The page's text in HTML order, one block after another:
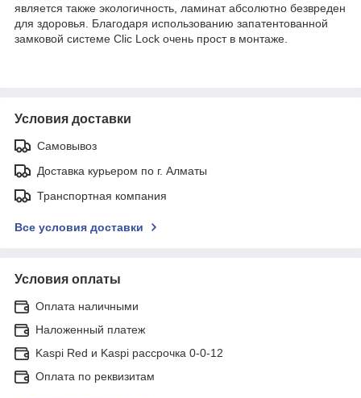
является также экологичность, ламинат абсолютно безвреден
для здоровья. Благодаря использованию запатентованной
замковой системе Clic Lock очень прост в монтаже.
Условия доставки
Самовывоз
Доставка курьером по г. Алматы
Транспортная компания
Все условия доставки
Условия оплаты
Оплата наличными
Наложенный платеж
Kaspi Red и Kaspi рассрочка 0-0-12
Оплата по реквизитам